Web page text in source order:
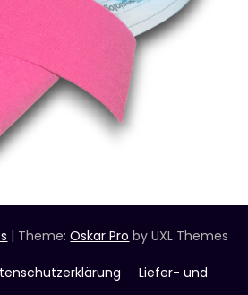
| Theme:Oskar Pro by UXL Themes
Liefer- und